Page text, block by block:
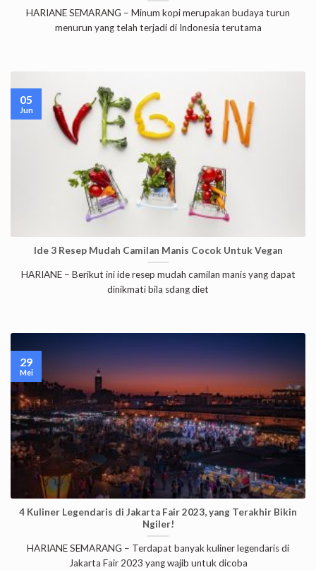
HARIANE SEMARANG – Minum kopi merupakan budaya turun
menurun yang telah terjadi di Indonesia terutama
Ide 3 Resep Mudah Camilan Manis Cocok Untuk Vegan
HARIANE – Berikut ini ide resep mudah camilan manis yang dapat
dinikmati bila sdang diet
05
Jun
4 Kuliner Legendaris di Jakarta Fair 2023, yang Terakhir Bikin
Ngiler!
HARIANE SEMARANG – Terdapat banyak kuliner legendaris di
Jakarta Fair 2023 yang wajib untuk dicoba
29
Mei